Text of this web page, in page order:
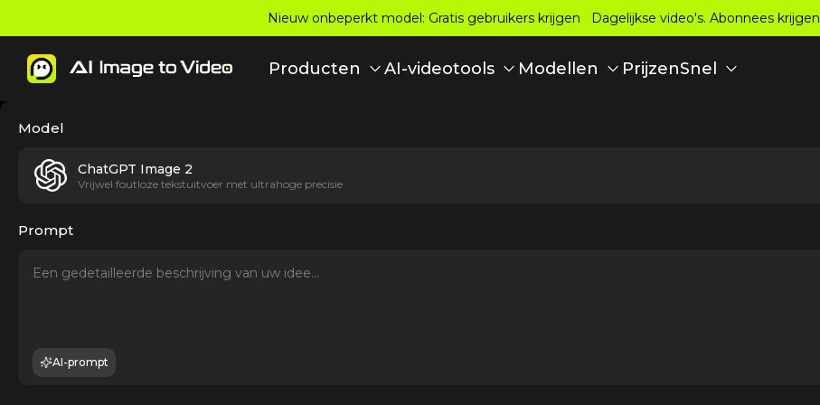
Nieuw onbeperkt model: Gratis gebruikers krijgen Dagelijkse video's. Abonnees krijgen
Producten AI-videotools Modellen PrijzenSnel
Model
ChatGPT Image 2
Vrijwel foutloze tekstuitvoer met ultrahoge precisie
Prompt
AI-prompt